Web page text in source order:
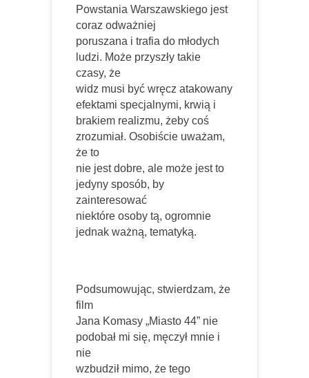
Powstania Warszawskiego jest
coraz odważniej
poruszana i trafia do młodych
ludzi. Może przyszły takie
czasy, że
widz musi być wręcz atakowany
efektami specjalnymi, krwią i
brakiem realizmu, żeby coś
zrozumiał. Osobiście uważam,
że to
nie jest dobre, ale może jest to
jedyny sposób, by
zainteresować
niektóre osoby tą, ogromnie
jednak ważną, tematyką.
Podsumowując, stwierdzam, że
film
Jana Komasy „Miasto 44” nie
podobał mi się, męczył mnie i
nie
wzbudził mimo, że tego